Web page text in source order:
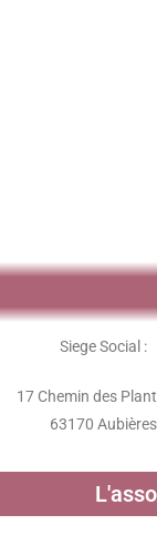
Siege Social :
17 Chemin des
63170 Aubières